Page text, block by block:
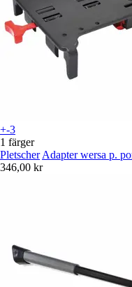
+-3
1 färger
Pletscher Adapter wersa p.
346,00 kr